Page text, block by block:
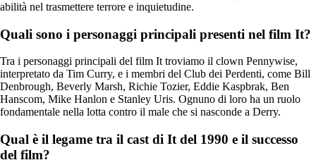
abilità nel trasmettere terrore e inquietudine.
Quali sono i personaggi principali presenti nel film It?
Tra i personaggi principali del film It troviamo il clown Pennywise,
interpretato da Tim Curry, e i membri del Club dei Perdenti, come Bill
Denbrough, Beverly Marsh, Richie Tozier, Eddie Kaspbrak, Ben
Hanscom, Mike Hanlon e Stanley Uris. Ognuno di loro ha un ruolo
fondamentale nella lotta contro il male che si nasconde a Derry.
Qual è il legame tra il cast di It del 1990 e il successo
del film?